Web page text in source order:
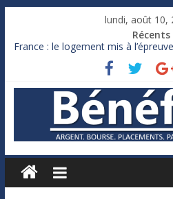
lundi, août 10,
Récents
France : le logement mis à
Des milliards de dollars de droits
Royaume-Uni : Andy Burnham
Xavier Niel, le milliardaire qui ne
Ruée des fortunes russes vers